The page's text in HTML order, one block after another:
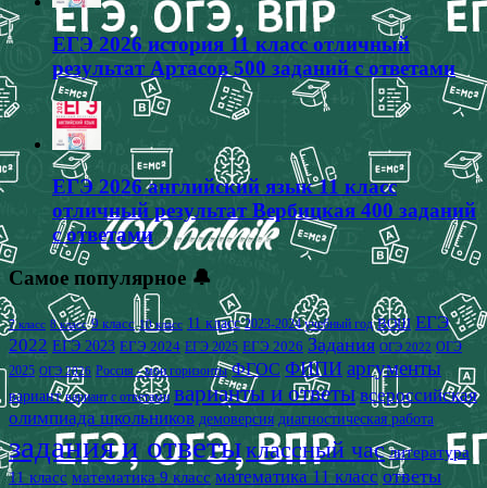
ЕГЭ 2026 история 11 класс отличный
результат Артасов 500 заданий с ответами
ЕГЭ 2026 английский язык 11 класс
отличный результат Вербицкая 400 заданий
с ответами
Самое популярное 🔔
7 класс 8 класс 9 класс 10 класс 11 класс 2023-2024 учебный год ВОШ ЕГЭ
2022 ЕГЭ 2023 ЕГЭ 2024 ЕГЭ 2025 ЕГЭ 2026 Задания ОГЭ 2022 ОГЭ
2025 ОГЭ 2026 Россия - мои горизонты ФГОС ФИПИ аргументы
вариант вариант с ответами варианты и ответы всероссийская
олимпиада школьников демоверсия диагностическая работа
задания и ответыклассный час литература
11 класс математика 9 класс математика 11 класс ответы